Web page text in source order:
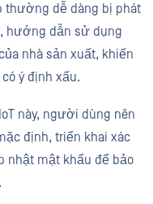
thường dễ dàng bị phát
hướng dẫn sử dụng
nhà sản xuất, khiến
ý định xấu.
này, người dùng nên
định, triển khai xác
nhật mật khẩu để bảo